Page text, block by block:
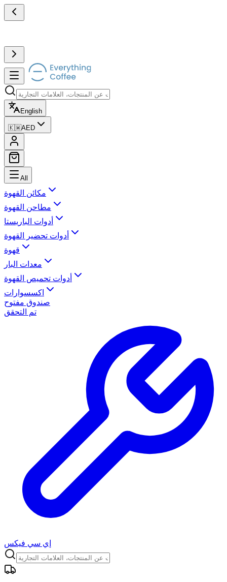
English
🇰🇼AED
All
مكائن القهوة
مطاحن القهوة
أدوات الباريستا
أدوات تحضير القهوة
قهوة
معدات البار
أدوات تحميص القهوة
اكسسوارات
صندوق مفتوح
تم التحقق
إي سي فيكس